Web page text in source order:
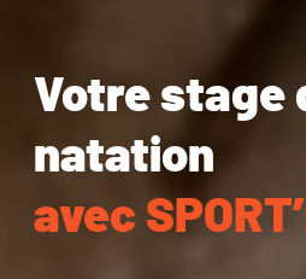
Votre stage
natation
avec